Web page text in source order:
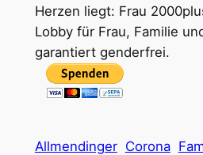
Herzen liegt: Frau
Lobby für Frau, Familie
garantiert genderfrei.
Allmendinger Corona